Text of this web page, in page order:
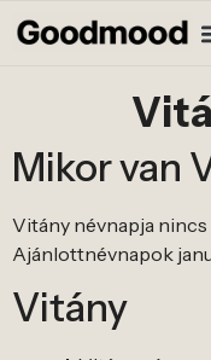
Mikor van
Vitány névnapja nincs
Ajánlottnévnapok
Vitány